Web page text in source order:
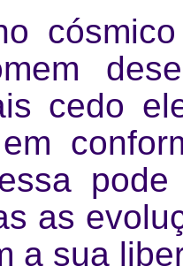
cedo
as
a sua